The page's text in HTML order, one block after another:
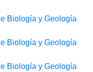
Biología y Geología
Biología y Geología
Biología y Geología